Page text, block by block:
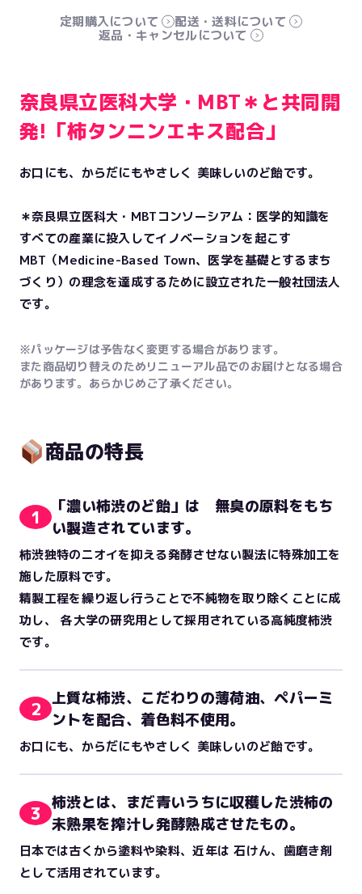
定期購入について
配送・送料について
返品・キャンセルについて
奈良県立医科大学・MBT＊と共同開
発!「柿タンニンエキス配合」
お口にも、からだにもやさしく 美味しいのど飴です。
＊奈良県立医科大・MBTコンソーシアム：医学的知識を
すべての産業に投入してイノベーションを起こす
MBT（Medicine-Based Town、医学を基礎とするまち
づくり）の理念を達成するために設立された一般社団法人
です。
※パッケージは予告なく変更する場合があります。
また商品切り替えのためリニューアル品でのお届けとなる場合
があります。あらかじめご了承ください。
商品の特長
1
「濃い柿渋のど飴」は 無臭の原料をもち
い製造されています。
柿渋独特のニオイを抑える発酵させない製法に特殊加工を
施した原料です。
精製工程を繰り返し行うことで不純物を取り除くことに成
功し、 各大学の研究用として採用されている高純度柿渋
です。
2 上質な柿渋、こだわりの薄荷油、ペパーミ
ントを配合、着色料不使用。
お口にも、からだにもやさしく 美味しいのど飴です。
3 柿渋とは、まだ青いうちに収穫した渋柿の
未熟果を搾汁し発酵熟成させたもの。
日本では古くから塗料や染料、近年は 石けん、歯磨き剤
として活用されています。